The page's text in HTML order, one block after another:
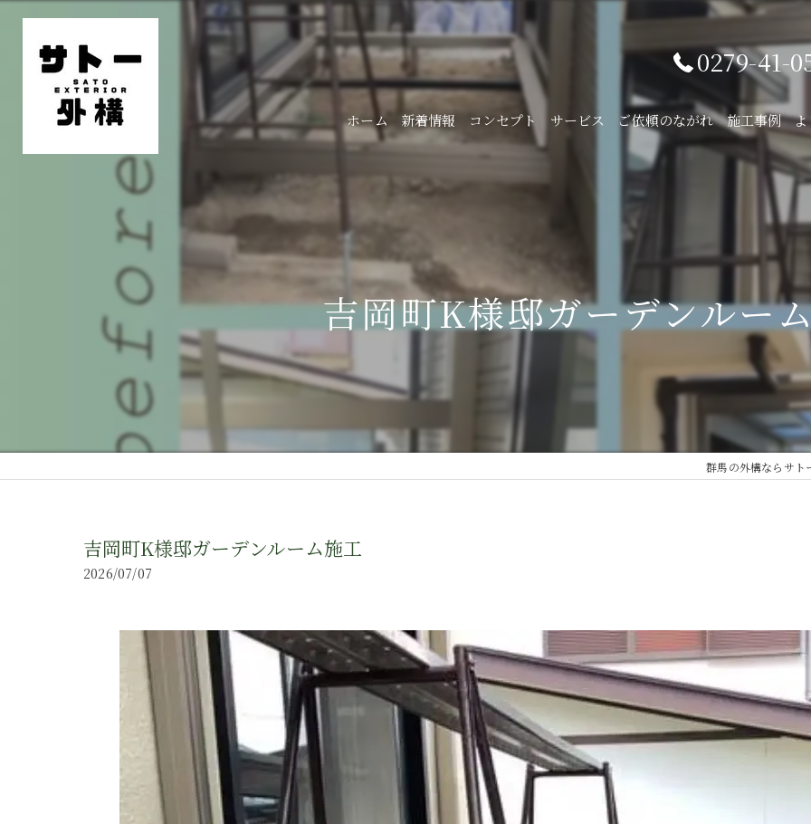
0279-41-
ホーム 新着情報 コンセプト サービス ご依頼のながれ 施工事例
吉岡町K様邸ガーデンルー
群馬の外構ならサト
吉岡町K様邸ガーデンルーム施工
2026/07/07